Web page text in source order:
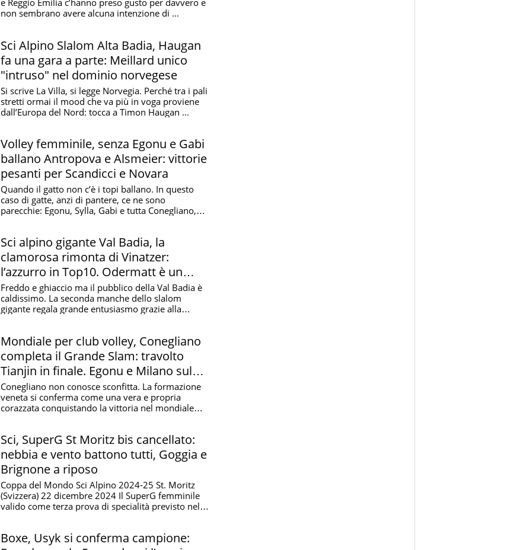
e Reggio Emilia c’hanno preso gusto per davvero e
non sembrano avere alcuna intenzione di ...
Sci Alpino Slalom Alta Badia, Haugan
fa una gara a parte: Meillard unico
"intruso" nel dominio norvegese
Si scrive La Villa, si legge Norvegia. Perché tra i pali
stretti ormai il mood che va più in voga proviene
dall’Europa del Nord: tocca a Timon Haugan ...
Volley femminile, senza Egonu e Gabi
ballano Antropova e Alsmeier: vittorie
pesanti per Scandicci e Novara
Quando il gatto non c’è i topi ballano. In questo
caso di gatte, anzi di pantere, ce ne sono
parecchie: Egonu, Sylla, Gabi e tutta Conegliano,
Sci alpino gigante Val Badia, la
clamorosa rimonta di Vinatzer:
l’azzurro in Top10. Odermatt è un
cannibale
Freddo e ghiaccio ma il pubblico della Val Badia è
caldissimo. La seconda manche dello slalom
gigante regala grande entusiasmo grazie alla
Mondiale per club volley, Conegliano
completa il Grande Slam: travolto
Tianjin in finale. Egonu e Milano sul
podio
Conegliano non conosce sconfitta. La formazione
veneta si conferma come una vera e propria
corazzata conquistando la vittoria nel mondiale
Sci, SuperG St Moritz bis cancellato:
nebbia e vento battono tutti, Goggia e
Brignone a riposo
Coppa del Mondo Sci Alpino 2024-25 St. Moritz
(Svizzera) 22 dicembre 2024 Il SuperG femminile
valido come terza prova di specialità previsto nella
Boxe, Usyk si conferma campione: